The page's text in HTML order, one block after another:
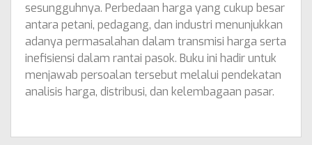
sesungguhnya. Perbedaan harga yang cukup besar
antara petani, pedagang, dan industri menunjukkan
adanya permasalahan dalam transmisi harga serta
inefisiensi dalam rantai pasok. Buku ini hadir untuk
menjawab persoalan tersebut melalui pendekatan
analisis harga, distribusi, dan kelembagaan pasar.